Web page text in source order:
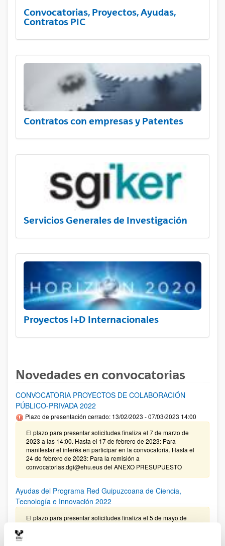
Convocatorias, Proyectos, Ayudas,
Contratos PIC
Contratos con empresas y Patentes
Servicios Generales de Investigación
Proyectos I+D Internacionales
Novedades en convocatorias
CONVOCATORIA PROYECTOS DE COLABORACIÓN
PÚBLICO-PRIVADA 2022
Plazo de presentación cerrado: 13/02/2023 - 07/03/2023 14:00
El plazo para presentar solicitudes finaliza el 7 de marzo de
2023 a las 14:00. Hasta el 17 de febrero de 2023: Para
manifestar el interés en participar en la convocatoria. Hasta el
24 de febrero de 2023: Para la remisión a
convocatorias.dgi@ehu.eus del ANEXO PRESUPUESTO
Ayudas del Programa Red Guipuzcoana de Ciencia,
Tecnología e Innovación 2022
El plazo para presentar solicitudes finaliza el 5 de mayo de